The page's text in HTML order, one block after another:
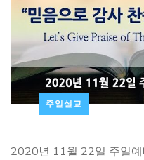
주일설교
2020년 11월 22일 주일예